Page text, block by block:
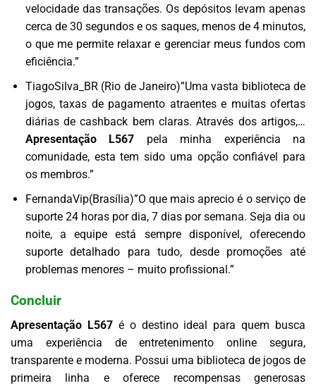
velocidade das transações. Os depósitos levam apenas
cerca de 30 segundos e os saques, menos de 4 minutos,
o que me permite relaxar e gerenciar meus fundos com
eficiência.”
TiagoSilva_BR (Rio de Janeiro)”Uma vasta biblioteca de
jogos, taxas de pagamento atraentes e muitas ofertas
diárias de cashback bem claras. Através dos artigos,…
Apresentação L567 pela minha experiência na
comunidade, esta tem sido uma opção confiável para
os membros.”
FernandaVip(Brasília)”O que mais aprecio é o serviço de
suporte 24 horas por dia, 7 dias por semana. Seja dia ou
noite, a equipe está sempre disponível, oferecendo
suporte detalhado para tudo, desde promoções até
problemas menores – muito profissional.”
Concluir
Apresentação L567 é o destino ideal para quem busca
uma experiência de entretenimento online segura,
transparente e moderna. Possui uma biblioteca de jogos de
primeira linha e oferece recompensas generosas